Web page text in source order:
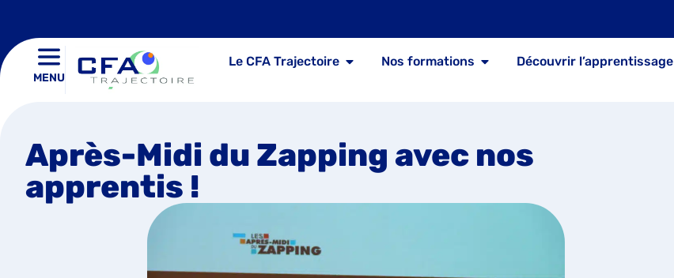
MENU
Le CFA Trajectoire Nos formations Découvrir l’apprentissage
Après-Midi du Zapping avec nos
apprentis !